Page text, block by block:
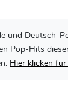
Deutsch-
Pop-Hits
Hier klicken